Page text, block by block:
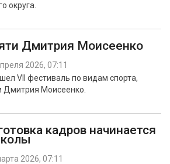
округа.
Дмитрия Моисеенко
2026, 07:11
VII фестиваль по видам спорта,
Моисеенко.
кадров начинается
2026, 07:11